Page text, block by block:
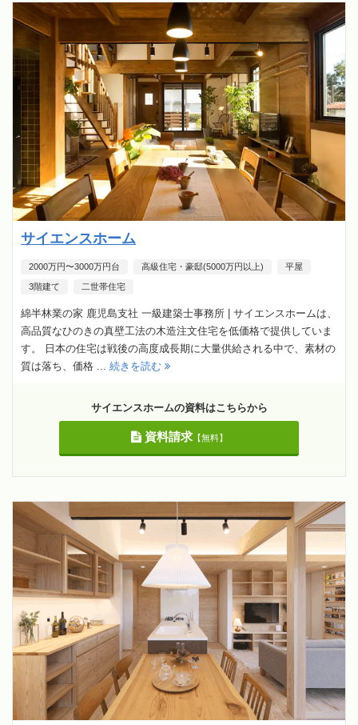
サイエンスホーム
2000万円〜3000万円台 高級住宅・豪邸(5000万円以上) 平屋
3階建て 二世帯住宅
綿半林業の家 鹿児島支社 一級建築士事務所 | サイエンスホームは、
高品質なひのきの真壁工法の木造注文住宅を低価格で提供していま
す。 日本の住宅は戦後の高度成長期に大量供給される中で、素材の
質は落ち、価格 ... 続きを読む
サイエンスホームの資料はこちらから
資料請求【無料】